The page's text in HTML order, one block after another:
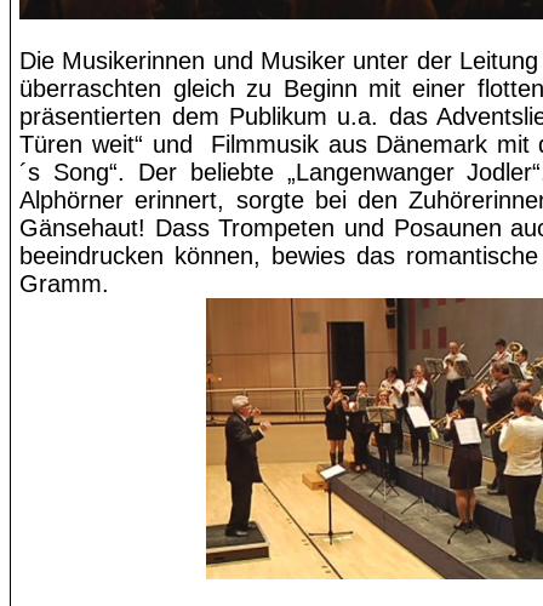
Die Musikerinnen und Musiker unter der
überraschten gleich zu Beginn mit einer
präsentierten dem Publikum u.a. das
Türen weit“ und
Filmmusik aus Dänemark mit
´s Song“. Der beliebte „Langenwanger
Alphörner erinnert, sorgte bei den
Gänsehaut! Dass Trompeten und Posaunen
beeindrucken können, bewies das
Gramm.